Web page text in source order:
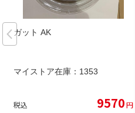
ガット AK
マイストア在庫： 1353
税込 9570円